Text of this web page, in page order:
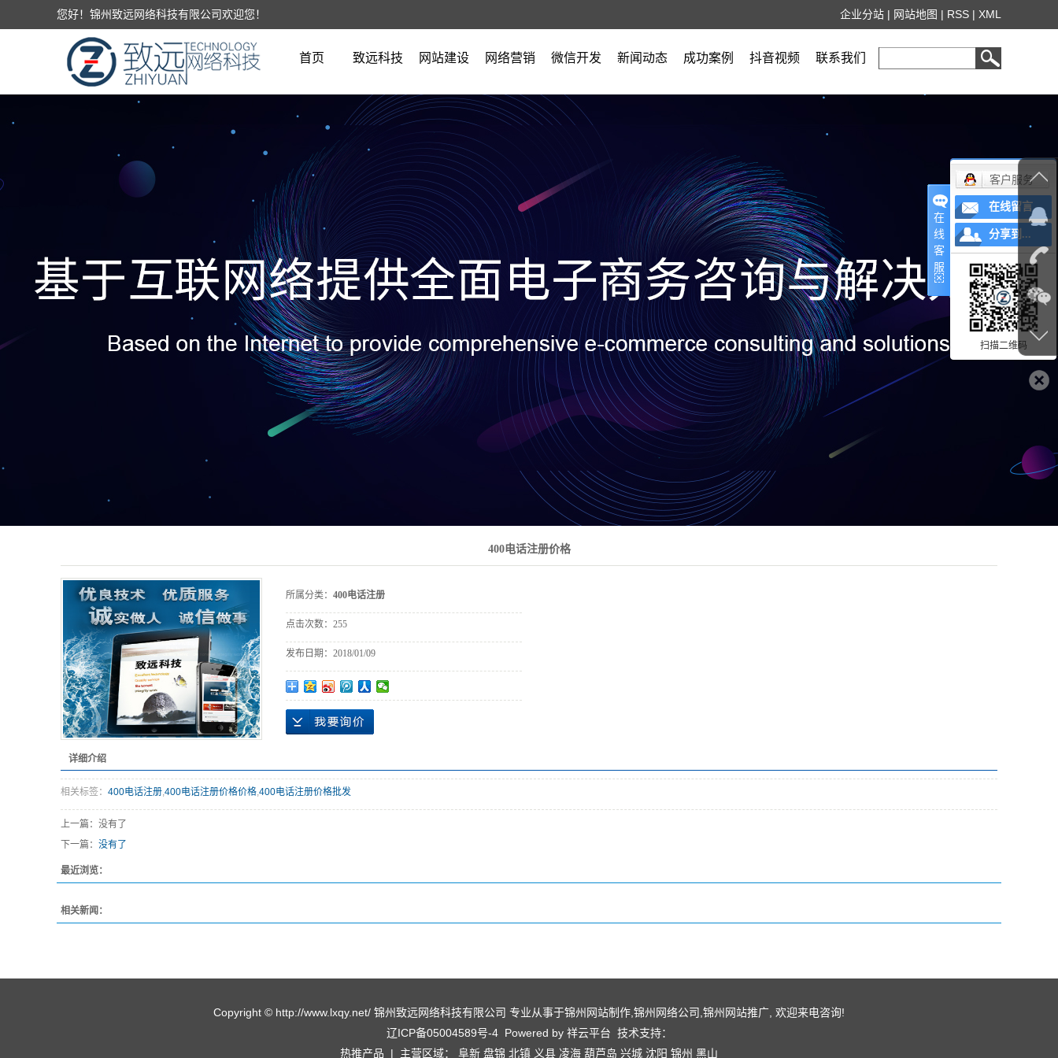
您好！锦州致远网络科技有限公司欢迎您！ 企业分站 | 网站地图 | RSS | XML
首页 致远科技
公司简介
营业执照
网站建设 网络营销 微信开发 新闻动态
公司新闻
成功案例 抖音视频 联系我们
400电话注册价格
所属分类： 400电话注册
点击次数： 255
发布日期： 2018/01/09
详细介绍
相关标签： 400电话注册,400电话注册价格价格,400电话注册价格批发
上一篇：没有了
下一篇： 没有了
最近浏览：
相关新闻：
Copyright © http://www.lxqy.net/ 锦州致远网络科技有限公司 专业从事于锦州网站制作 锦州网络公司 锦州网站推广 , 欢迎来电咨询!
辽ICP备05004589号-4Powered by 祥云平台 技术支持：
热推产品 | 主营区域： 阜新 盘锦 北镇 义县 凌海 葫芦岛 兴城 沈阳 锦州 黑山
在
线
客
服
客户服务
在线留言
分享到...
扫描二维码